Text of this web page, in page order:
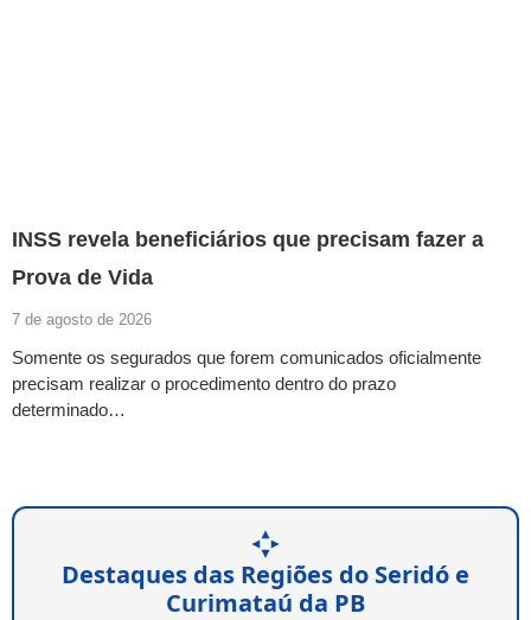
INSS revela beneficiários que precisam fazer a
Prova de Vida
7 de agosto de 2026
Somente os segurados que forem comunicados oficialmente
precisam realizar o procedimento dentro do prazo
determinado…
Destaques das Regiões do Seridó e
Curimataú da PB